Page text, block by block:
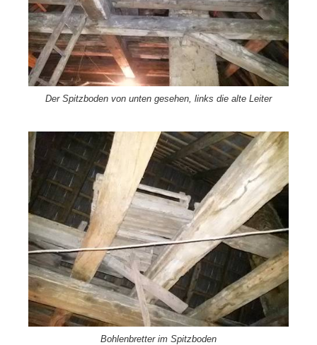
Der Spitzboden von unten gesehen, links die alte Leiter
Bohlenbretter im Spitzboden